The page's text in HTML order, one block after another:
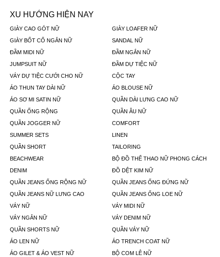
XU HƯỚNG HIỆN NAY
GIÀY CAO GÓT NỮ
GIÀY LOAFER NỮ
GIÀY BỐT CỔ NGẮN NỮ
SANDAL NỮ
ĐẦM MIDI NỮ
ĐẦM NGẮN NỮ
JUMPSUIT NỮ
ĐẦM DỰ TIỆC NỮ
VÁY DỰ TIỆC CƯỚI CHO NỮ
CỘC TAY
ÁO THUN TAY DÀI NỮ
ÁO BLOUSE NỮ
ÁO SƠ MI SATIN NỮ
QUẦN DÀI LƯNG CAO NỮ
QUẦN ỐNG RỘNG
QUẦN ÂU NỮ
QUẦN JOGGER NỮ
COMFORT
SUMMER SETS
LINEN
QUẦN SHORT
TAILORING
BEACHWEAR
BỘ ĐỒ THỂ THAO NỮ PHONG CÁCH
DENIM
ĐỒ DỆT KIM NỮ
QUẦN JEANS ỐNG RỘNG NỮ
QUẦN JEANS ỐNG ĐỨNG NỮ
QUẦN JEANS NỮ LƯNG CAO
QUẦN JEANS ỐNG LOE NỮ
VÁY NỮ
VÁY MIDI NỮ
VÁY NGẮN NỮ
VÁY DENIM NỮ
QUẦN SHORTS NỮ
QUẦN VÁY NỮ
ÁO LEN NỮ
ÁO TRENCH COAT NỮ
ÁO GILET & ÁO VEST NỮ
BỘ COM LÊ NỮ